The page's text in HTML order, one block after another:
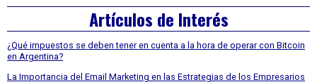
Artículos de Interés
¿Qué impuestos se deben tener en cuenta a la hora de operar con Bitcoin
en Argentina?
La Importancia del Email Marketing en las Estrategias de los Empresarios